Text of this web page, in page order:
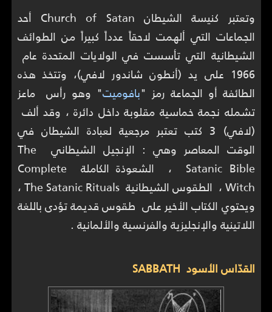
وتعتبر كنيسة الشيطان Church of Satan أحد
الجماعات التي ألهمت لاحقاً عدداً كبيراً من الطوائف
الشيطانية التي تأسست في الولايات المتحدة عام
1966 على يد (أنطون شاندور لافي)، وتتخذ هذه
الطائفة أو الجماعة رمز "بافوميت" وهو رأس ماعز
تشمله نجمة خماسية مقلوبة داخل دائرة ، وقد ألف
(لافي) 3 كتب تعتبر مرجعية لعبادة الشيطان في
الوقت المعاصر وهي : الإنجيل الشيطاني The
Satanic Bible ، الشعوذة الكاملة Complete
Witch ، الطقوس الشيطانية The Satanic Rituals ،
ويحتوي الكتاب الأخير على طقوس قديمة تؤدى باللغة
اللاتينية والإنجليزية والفرنسية والألمانية .
القدّاس الأسود SABBATH